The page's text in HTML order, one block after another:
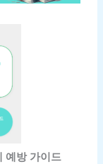
예방 가이드